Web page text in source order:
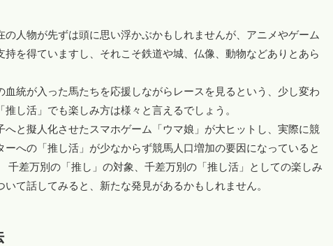
の人物が先ずは頭に思い浮かぶかもしれませんが、アニメやゲーム
を得ていますし、それこそ鉄道や城、仏像、動物などありとあら
統が入った馬たちを応援しながらレースを見るという、少し変わ
し活」でも楽しみ方は様々と言えるでしょう。
へと擬人化させたスマホゲーム「ウマ娘」が大ヒットし、実際に競
への「推し活」が少なからず競馬人口増加の要因になっていると
千差万別の「推し」の対象、千差万別の「推し活」としての楽しみ
て話してみると、新たな発見があるかもしれません。